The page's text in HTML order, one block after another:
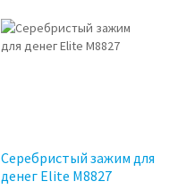
Серебристый зажим для
денег Elite M8827